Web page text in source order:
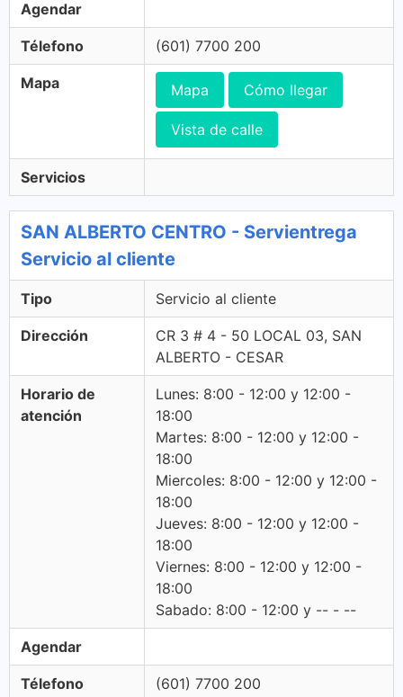
Agendar
Télefono (601) 7700 200
Mapa Mapa Cómo llegar
Vista de calle
Servicios
SAN ALBERTO CENTRO - Servientrega
Servicio al cliente
Tipo Servicio al cliente
Dirección
CR 3 # 4 - 50 LOCAL 03, SAN
ALBERTO - CESAR
Horario de
atención
Lunes: 8:00 - 12:00 y 12:00 -
18:00
Martes: 8:00 - 12:00 y 12:00 -
18:00
Miercoles: 8:00 - 12:00 y 12:00 -
18:00
Jueves: 8:00 - 12:00 y 12:00 -
18:00
Viernes: 8:00 - 12:00 y 12:00 -
18:00
Sabado: 8:00 - 12:00 y -- - --
Agendar
Télefono (601) 7700 200